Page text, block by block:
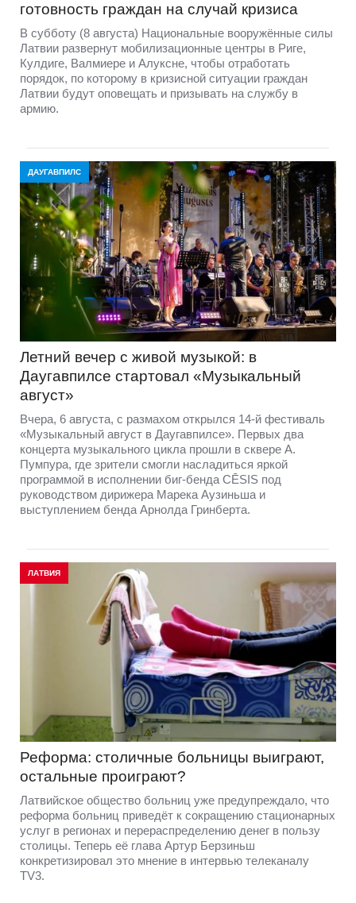
готовность граждан на случай кризиса
В субботу (8 августа) Национальные вооружённые силы
Латвии развернут мобилизационные центры в Риге,
Кулдиге, Валмиере и Алуксне, чтобы отработать
порядок, по которому в кризисной ситуации граждан
Латвии будут оповещать и призывать на службу в
армию.
ДАУГАВПИЛС
Летний вечер с живой музыкой: в
Даугавпилсе стартовал «Музыкальный
август»
Вчера, 6 августа, с размахом открылся 14-й фестиваль
«Музыкальный август в Даугавпилсе». Первых два
концерта музыкального цикла прошли в сквере А.
Пумпура, где зрители смогли насладиться яркой
программой в исполнении биг-бенда CĒSIS под
руководством дирижера Марека Аузиньша и
выступлением бенда Арнолда Гринберта.
ЛАТВИЯ
Реформа: столичные больницы выиграют,
остальные проиграют?
Латвийское общество больниц уже предупреждало, что
реформа больниц приведёт к сокращению стационарных
услуг в регионах и перераспределению денег в пользу
столицы. Теперь её глава Артур Берзиньш
конкретизировал это мнение в интервью телеканалу
TV3.